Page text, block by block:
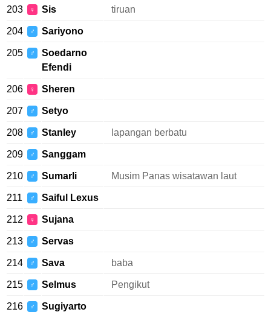
203 ♀ Sis tiruan
204 ♂ Sariyono
205 ♂
Soedarno
Efendi
206 ♀ Sheren
207 ♂ Setyo
208 ♂ Stanley lapangan berbatu
209 ♂ Sanggam
210 ♂ Sumarli Musim Panas wisatawan laut
211 ♂ Saiful Lexus
212 ♀ Sujana
213 ♂ Servas
214 ♂ Sava baba
215 ♂ Selmus Pengikut
216 ♂ Sugiyarto